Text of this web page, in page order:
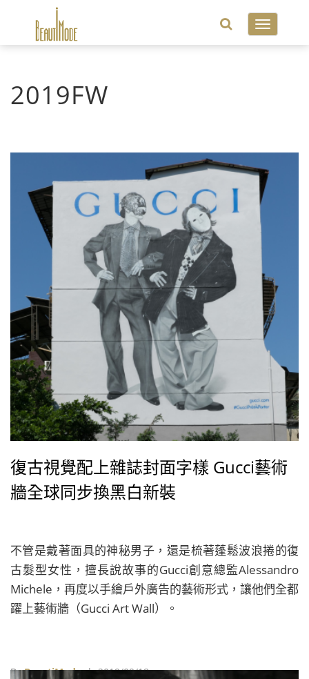
Toggle
2019FW
復古視覺配上雜誌封面字樣 Gucci藝術
牆全球同步換黑白新裝
不管是戴著面具的神秘男子，還是梳著蓬鬆波浪捲的復
古髮型女性，擅長說故事的Gucci創意總監Alessandro
Michele，再度以手繪戶外廣告的藝術形式，讓他們全都
躍上藝術牆（Gucci Art Wall）。
ByBeautiMode| 2019/09/18